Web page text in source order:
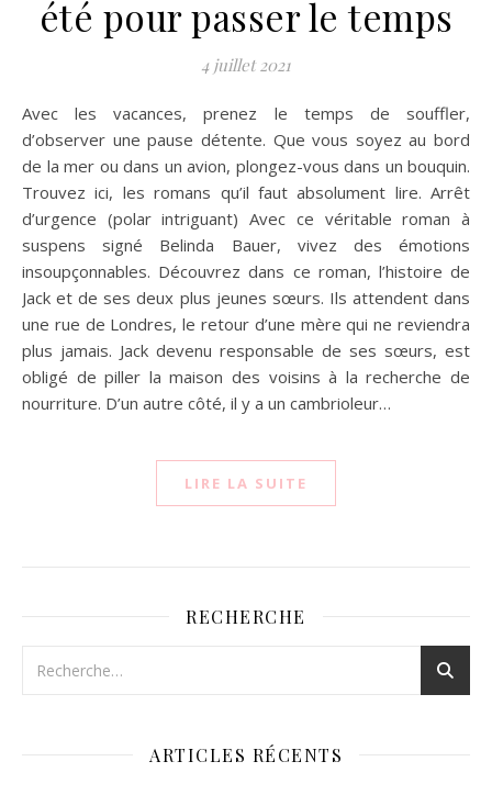
été pour passer le temps
4 juillet 2021
Avec les vacances, prenez le temps de souffler,
d’observer une pause détente. Que vous soyez au bord
de la mer ou dans un avion, plongez-vous dans un bouquin.
Trouvez ici, les romans qu’il faut absolument lire. Arrêt
d’urgence (polar intriguant) Avec ce véritable roman à
suspens signé Belinda Bauer, vivez des émotions
insoupçonnables. Découvrez dans ce roman, l’histoire de
Jack et de ses deux plus jeunes sœurs. Ils attendent dans
une rue de Londres, le retour d’une mère qui ne reviendra
plus jamais. Jack devenu responsable de ses sœurs, est
obligé de piller la maison des voisins à la recherche de
nourriture. D’un autre côté, il y a un cambrioleur…
LIRE LA SUITE
RECHERCHE
ARTICLES RÉCENTS